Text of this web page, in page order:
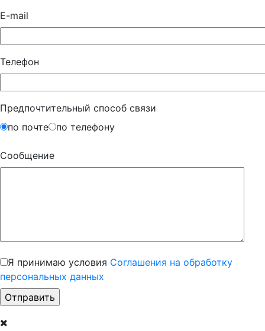
E-mail
Телефон
Предпочтительный способ связи
по почте
по телефону
Сообщение
Я принимаю условия Соглашения на обработку
персональных данных